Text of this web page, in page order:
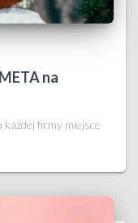
na
firmy miejsce